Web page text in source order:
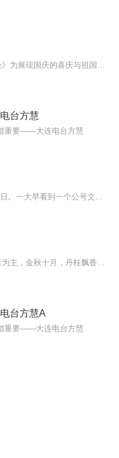
台方慧
重要——大连电台方慧
台方慧A
重要——大连电台方慧